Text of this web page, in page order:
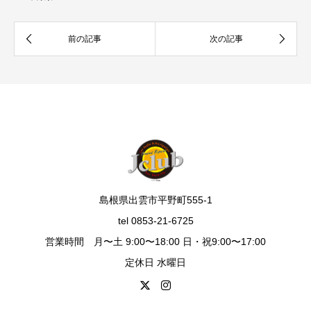
島根県出雲市平野町555-1
tel 0853-21-6725
営業時間 月〜土 9:00〜18:00 日・祝9:00〜17:00
定休日 水曜日